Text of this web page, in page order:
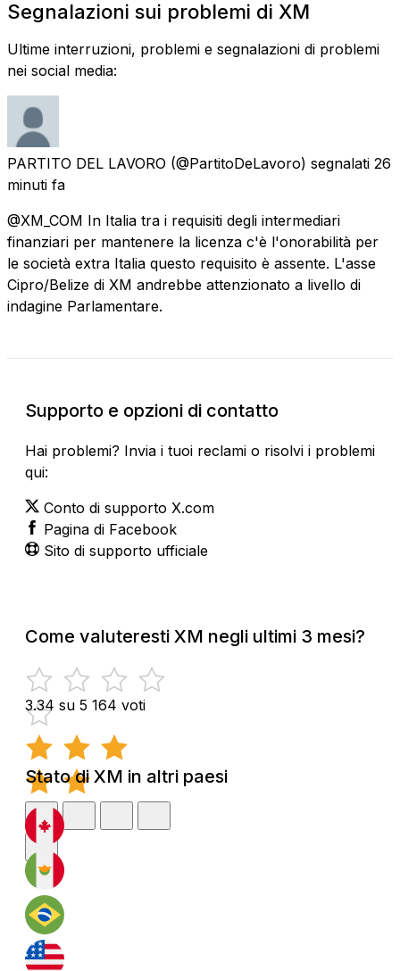
Segnalazioni sui problemi di XM
Ultime interruzioni, problemi e segnalazioni di problemi
nei social media:
PARTITO DEL LAVORO (@PartitoDeLavoro) segnalati 26
minuti fa
@XM_COM In Italia tra i requisiti degli intermediari
finanziari per mantenere la licenza c'è l'onorabilità per
le società extra Italia questo requisito è assente. L'asse
Cipro/Belize di XM andrebbe attenzionato a livello di
indagine Parlamentare.
Supporto e opzioni di contatto
Hai problemi? Invia i tuoi reclami o risolvi i problemi
qui:
Conto di supporto X.com
Pagina di Facebook
Sito di supporto ufficiale
Come valuteresti XM negli ultimi 3 mesi?
3.34 su 5 164 voti
Stato di XM in altri paesi